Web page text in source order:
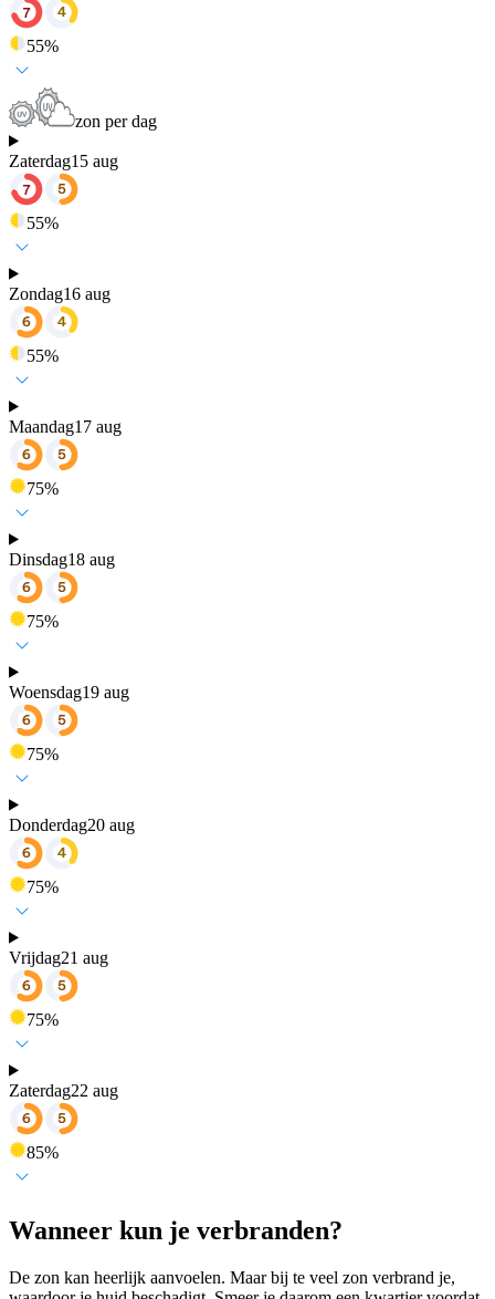
55%
zon per dag
Zaterdag15 aug
55%
Zondag16 aug
55%
Maandag17 aug
75%
Dinsdag18 aug
75%
Woensdag19 aug
75%
Donderdag20 aug
75%
Vrijdag21 aug
75%
Zaterdag22 aug
85%
Wanneer kun je verbranden?
De zon kan heerlijk aanvoelen. Maar bij te veel zon verbrand je,